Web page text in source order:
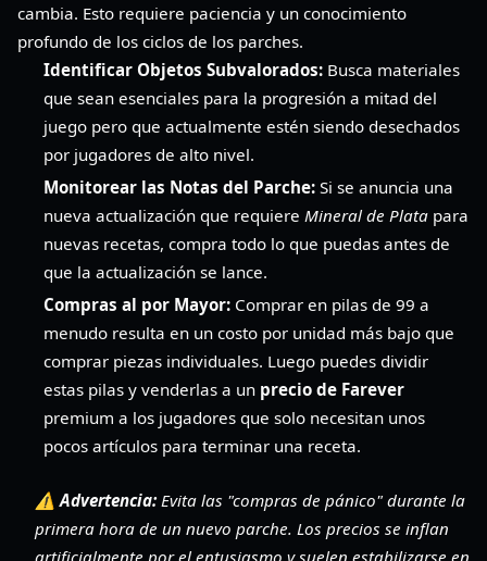
cambia. Esto requiere paciencia y un conocimiento
profundo de los ciclos de los parches.
Identificar Objetos Subvalorados: Busca materiales
que sean esenciales para la progresión a mitad del
juego pero que actualmente estén siendo desechados
por jugadores de alto nivel.
Monitorear las Notas del Parche: Si se anuncia una
nueva actualización que requiere Mineral de Plata para
nuevas recetas, compra todo lo que puedas antes de
que la actualización se lance.
Compras al por Mayor: Comprar en pilas de 99 a
menudo resulta en un costo por unidad más bajo que
comprar piezas individuales. Luego puedes dividir
estas pilas y venderlas a un precio de Farever
premium a los jugadores que solo necesitan unos
pocos artículos para terminar una receta.
⚠️ Advertencia:Evita las "compras de pánico" durante la
primera hora de un nuevo parche. Los precios se inflan
artificialmente por el entusiasmo y suelen estabilizarse en